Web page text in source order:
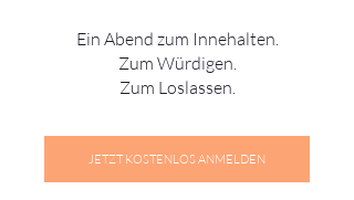
Ein Abend zum Innehalten.
Zum Würdigen.
Zum Loslassen.
JETZT KOSTENLOS ANMELDEN